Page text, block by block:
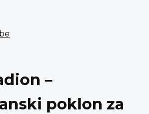
–
poklon za